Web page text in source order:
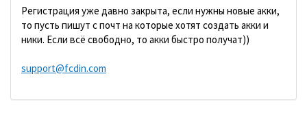
Регистрация уже давно закрыта, если нужны новые акки,
то пусть пишут с почт на которые хотят создать акки и
ники. Если всё свободно, то акки быстро получат))
support@fcdin.com